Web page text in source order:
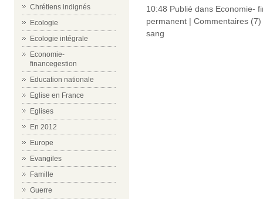
Chrétiens indignés
Ecologie
Ecologie intégrale
Economie-
financegestion
Education nationale
Eglise en France
Eglises
En 2012
Europe
Evangiles
Famille
Guerre
10:48 Publié dans Economie-
permanent | Commentaires (7)
sang